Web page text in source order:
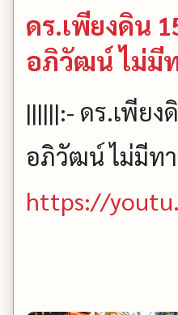
ดร.เพียงดิน
อภิวัฒน์ ไม่มี
||||||:- ดร.เพีย
อภิวัฒน์ ไม่มีท
https://